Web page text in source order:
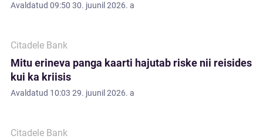
Avaldatud 09:50 30. juunil 2026. a
Citadele Bank
Mitu erineva panga kaarti hajutab riske nii reisides
kui ka kriisis
Avaldatud 10:03 29. juunil 2026. a
Citadele Bank